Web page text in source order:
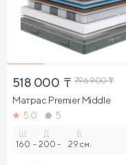
518 000 ₸ 796 900₸
Матрас Premier Middle
5.0
5
160 -
Д.
200 -
В.
29 см.